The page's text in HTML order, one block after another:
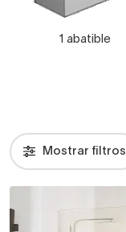
1 abatible
Mostrar filtros